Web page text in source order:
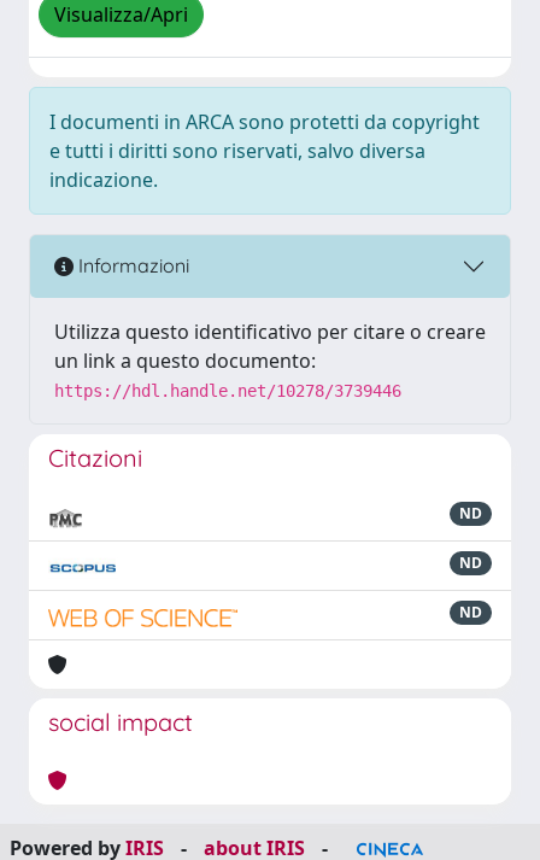
Visualizza/Apri
I documenti in ARCA sono protetti da copyright
e tutti i diritti sono riservati, salvo diversa
indicazione.
Informazioni
Utilizza questo identificativo per citare o creare
un link a questo documento:
https://hdl.handle.net/10278/3739446
Citazioni
ND
ND
ND
social impact
Powered byIRIS - about IRIS -